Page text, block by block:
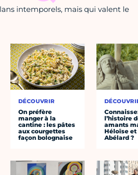
intemporels, mais qui valent le
DÉCOUVRIR
On préfère
manger à la
cantine : les pâtes
aux courgettes
façon bolognaise
l’histoire
amants
Héloïse et
Abélard ?